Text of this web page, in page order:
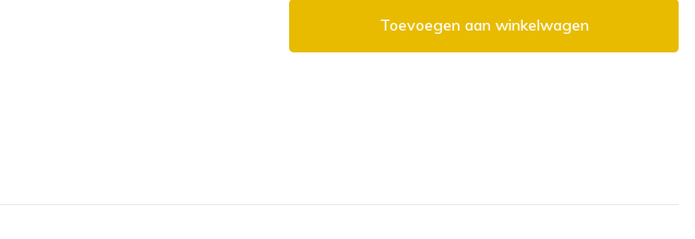
Toevoegen aan winkelwagen